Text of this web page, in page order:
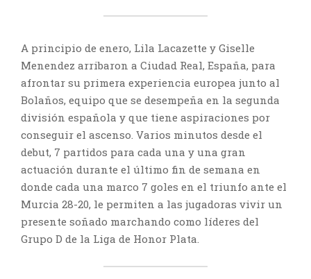
A principio de enero, Lila Lacazette y Giselle
Menendez arribaron a Ciudad Real, España, para
afrontar su primera experiencia europea junto al
Bolaños, equipo que se desempeña en la segunda
división española y que tiene aspiraciones por
conseguir el ascenso. Varios minutos desde el
debut, 7 partidos para cada una y una gran
actuación durante el último fin de semana en
donde cada una marco 7 goles en el triunfo ante el
Murcia 28-20, le permiten a las jugadoras vivir un
presente soñado marchando como líderes del
Grupo D de la Liga de Honor Plata.